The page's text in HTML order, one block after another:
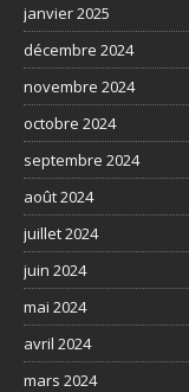
janvier 2025
décembre 2024
novembre 2024
octobre 2024
septembre 2024
août 2024
juillet 2024
juin 2024
mai 2024
avril 2024
mars 2024